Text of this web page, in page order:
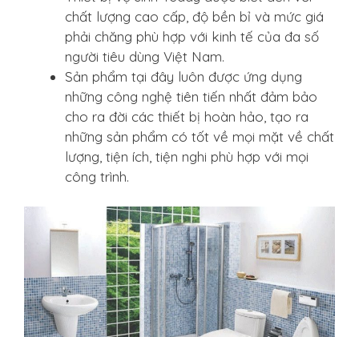
chất lượng cao cấp, độ bền bỉ và mức giá
phải chăng phù hợp với kinh tế của đa số
người tiêu dùng Việt Nam.
Sản phẩm tại đây luôn được ứng dụng
những công nghệ tiên tiến nhất đảm bảo
cho ra đời các thiết bị hoàn hảo, tạo ra
những sản phẩm có tốt về mọi mặt về chất
lượng, tiện ích, tiện nghi phù hợp với mọi
công trình.